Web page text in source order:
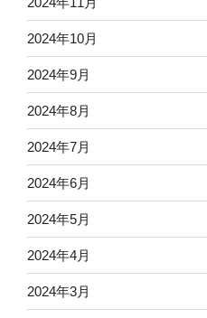
2024年10月
2024年9月
2024年8月
2024年7月
2024年6月
2024年5月
2024年4月
2024年3月